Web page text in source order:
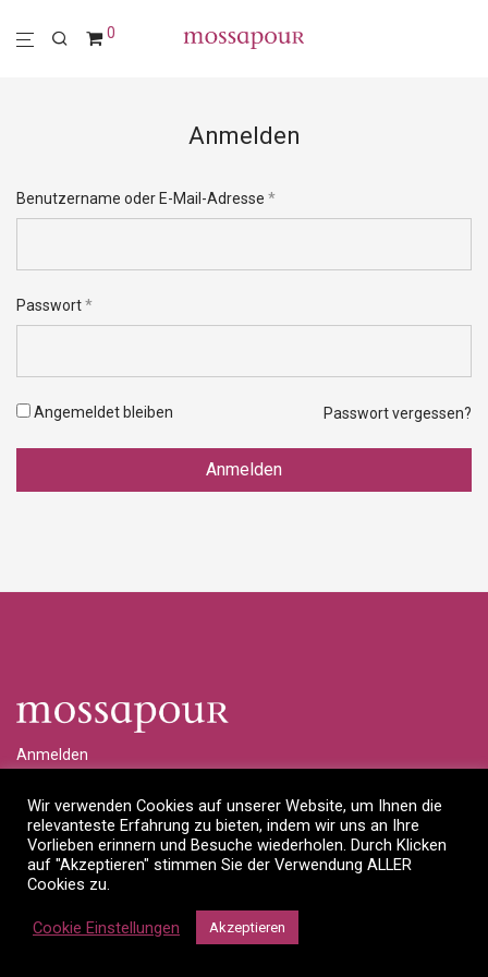
0
Anmelden
Benutzername oder E-Mail-Adresse *Erforderlich
Passwort*Erforderlich
Angemeldet bleiben Passwort vergessen?
Anmelden
Anmelden
Impressum
Datenschutzerklärung
Mossapour Interior Designs OHG
Wir verwenden Cookies auf unserer Website, um Ihnen die
relevanteste Erfahrung zu bieten, indem wir uns an Ihre
Vorlieben erinnern und Besuche wiederholen. Durch Klicken
auf "Akzeptieren" stimmen Sie der Verwendung ALLER
Cookies zu.
Cookie Einstellungen Akzeptieren